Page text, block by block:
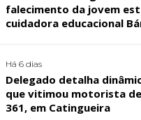
falecimento da jovem
cuidadora educacional
Há 6 dias
Delegado detalha
que vitimou motorista de
361, em Catingueira